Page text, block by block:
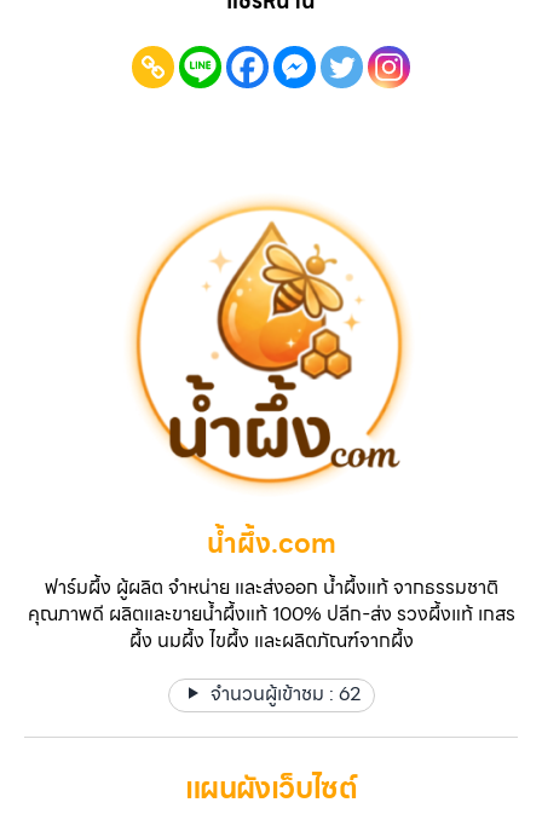
น้ำผึ้ง.com
ฟาร์มผึ้ง ผู้ผลิต จำหน่าย และส่งออก น้ำผึ้งแท้ จากธรรมชาติ
คุณภาพดี ผลิตและขายน้ำผึ้งแท้ 100% ปลีก-ส่ง รวงผึ้งแท้ เกสร
ผึ้ง นมผึ้ง ไขผึ้ง และผลิตภัณฑ์จากผึ้ง
จำนวนผู้เข้าชม : 62
แผนผังเว็บไซต์